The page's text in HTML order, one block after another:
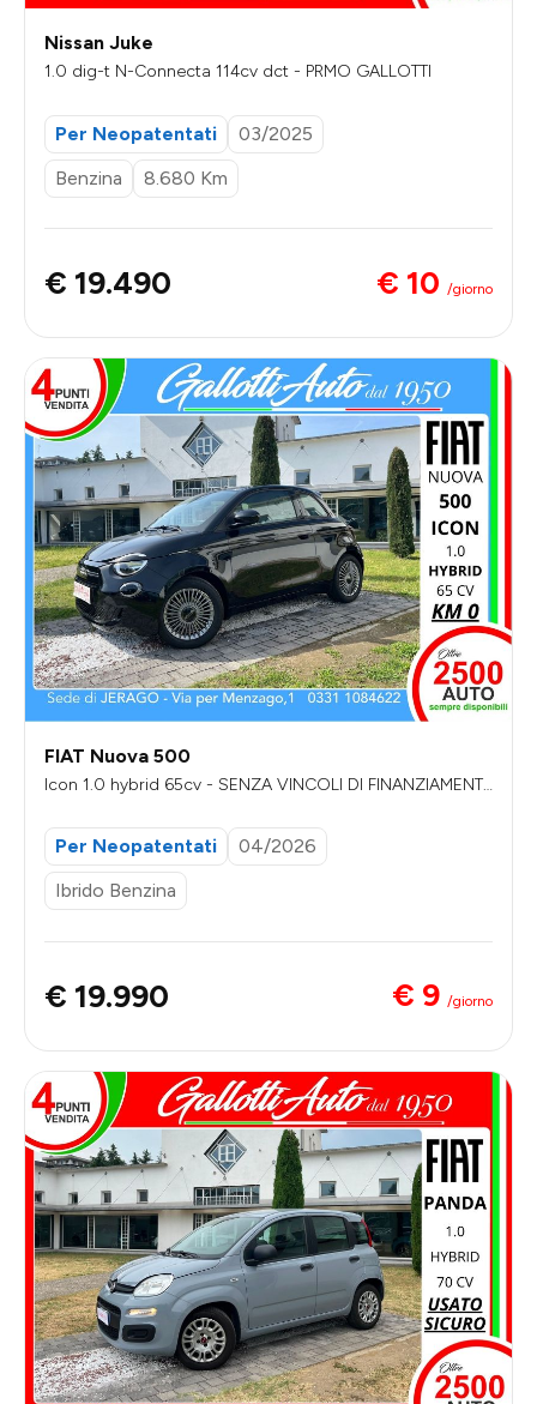
Nissan Juke
1.0 dig-t N-Connecta 114cv dct - PRMO GALLOTTI
Per Neopatentati
03/2025
Benzina
8.680 Km
€ 19.490 € 10 /giorno
FIAT Nuova 500
Icon 1.0 hybrid 65cv - SENZA VINCOLI DI FINANZIAMENT
Per Neopatentati
04/2026
Ibrido Benzina
€ 19.990 € 9 /giorno